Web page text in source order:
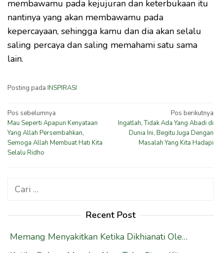
membawamu pada kejujuran dan keterbukaan itu
nantinya yang akan membawamu pada
kepercayaan, sehingga kamu dan dia akan selalu
saling percaya dan saling memahami satu sama
lain.
Posting pada INSPIRASI
Navigasi
pos
Pos sebelumnya
Mau Seperti Apapun Kenyataan
Yang Allah Persembahkan,
Semoga Allah Membuat Hati Kita
Selalu Ridho
Pos berikutnya
Ingatlah, Tidak Ada Yang Abadi di
Dunia Ini, Begitu Juga Dengan
Masalah Yang Kita Hadapi
Cari
Recent Post
Memang Menyakitkan Ketika Dikhianati Ole…